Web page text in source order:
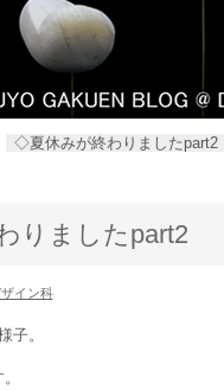
◇夏休みが終わりましたpart2
りましたpart2
イン科
子。